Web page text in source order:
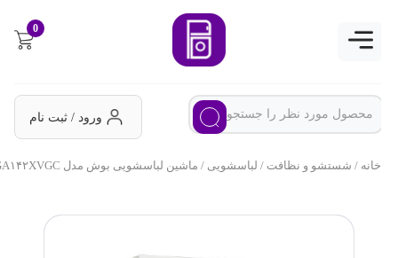
ورود / ثبت نام
خانه/شستشو و نظافت/لباسشویی/ ماشین لباسشویی بوش مدل WGA۱۴۲XVGC